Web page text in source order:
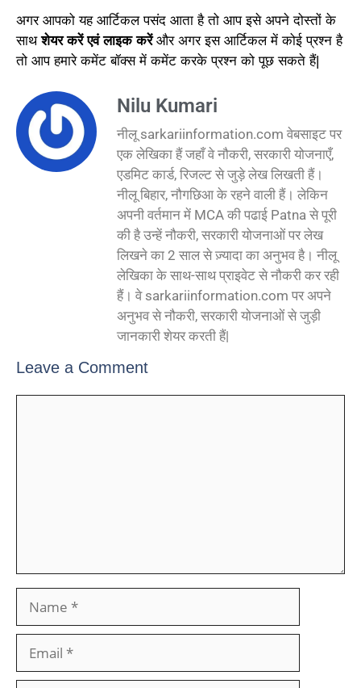
अगर आपको यह आर्टिकल पसंद आता है तो आप इसे अपने दोस्तों के
साथ शेयर करें एवं लाइक करें और अगर इस आर्टिकल में कोई प्रश्न है
तो आप हमारे कमेंट बॉक्स में कमेंट करके प्रश्न को पूछ सकते हैं|
Nilu Kumari
नीलू sarkariinformation.com वेबसाइट पर
एक लेखिका हैं जहाँ वे नौकरी, सरकारी योजनाएँ,
एडमिट कार्ड, रिजल्ट से जुड़े लेख लिखती हैं।
नीलू बिहार, नौगछिआ के रहने वाली हैं। लेकिन
अपनी वर्तमान में MCA की पढाई Patna से पूरी
की है उन्हें नौकरी, सरकारी योजनाओं पर लेख
लिखने का 2 साल से ज़्यादा का अनुभव है। नीलू
लेखिका के साथ-साथ प्राइवेट से नौकरी कर रही
हैं। वे sarkariinformation.com पर अपने
अनुभव से नौकरी, सरकारी योजनाओं से जुड़ी
जानकारी शेयर करती हैं|
Leave a Comment